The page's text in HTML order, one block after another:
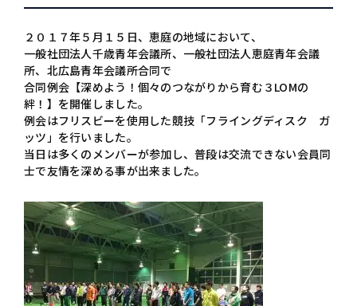
２０１７年５月１５日、恵庭の地域において、
一般社団法人千歳青年会議所、一般社団法人恵庭青年会議
所、北広島青年会議所合同で
合同例会【深めよう！個々のつながりから育む３LOMの
絆！】を開催しました。
例会はフリスビーを使用した競技「フライングディスク ガ
ッツ」を行いました。
当日は多くのメンバーが参加し、普段は交流できない会員同
士で友情を深める事が出来ました。